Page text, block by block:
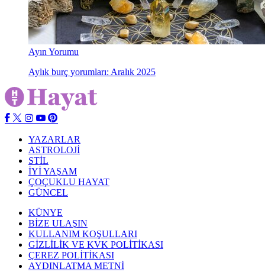
Ayın Yorumu
Aylık burç yorumları: Aralık 2025
YAZARLAR
ASTROLOJİ
STİL
İYİ YAŞAM
ÇOÇUKLU HAYAT
GÜNCEL
KÜNYE
BİZE ULAŞIN
KULLANIM KOŞULLARI
GİZLİLİK VE KVK POLİTİKASI
ÇEREZ POLİTİKASI
AYDINLATMA METNİ